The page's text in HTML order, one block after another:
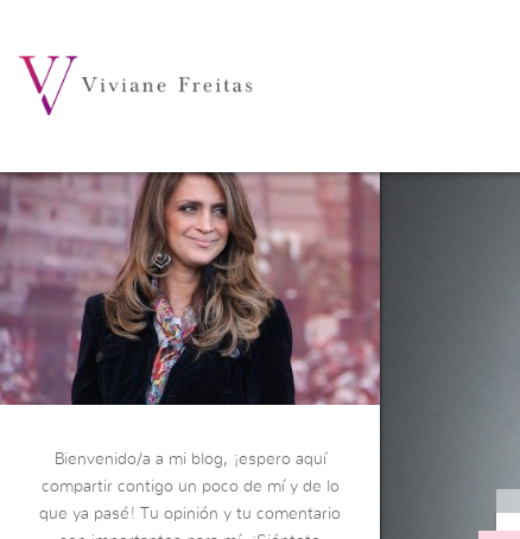
Bienvenido/a a mi blog, ¡espero aquí
compartir contigo un poco de mí y de lo
que ya pasé! Tu opinión y tu comentario